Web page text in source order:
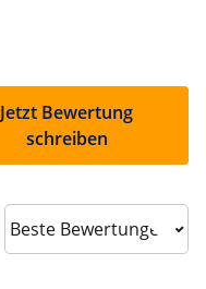
Jetzt Bewertung
schreiben
Sort reviews